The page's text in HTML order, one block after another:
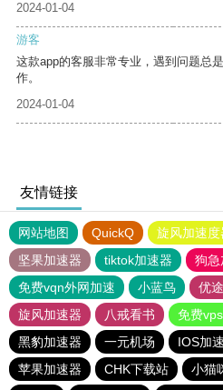
2024-01-04
游客
这款app的客服非常专业，遇到问题总
作。
2024-01-04
友情链接
网站地图 QuickQ 旋风加速度
坚果加速器
tiktok加速器
狗急
免费vqn外网加速
小蓝鸟 优
旋风加速器
八戒看书
免费
黑豹加速器
一元机场 IOS加
苹果加速器
CHK下载站 小猫